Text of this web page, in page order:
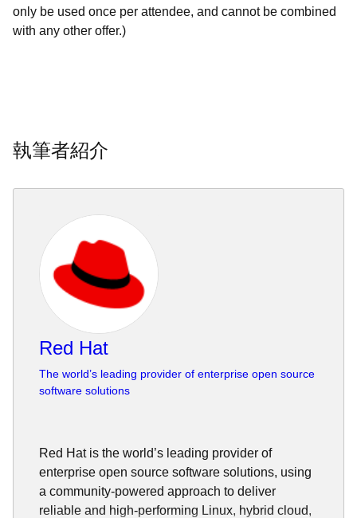
only be used once per attendee, and cannot be combined
with any other offer.)
執筆者紹介
Red Hat
The world’s leading provider of enterprise open source
software solutions
Red Hat is the world’s leading provider of
enterprise open source software solutions, using
a community-powered approach to deliver
reliable and high-performing Linux, hybrid cloud,